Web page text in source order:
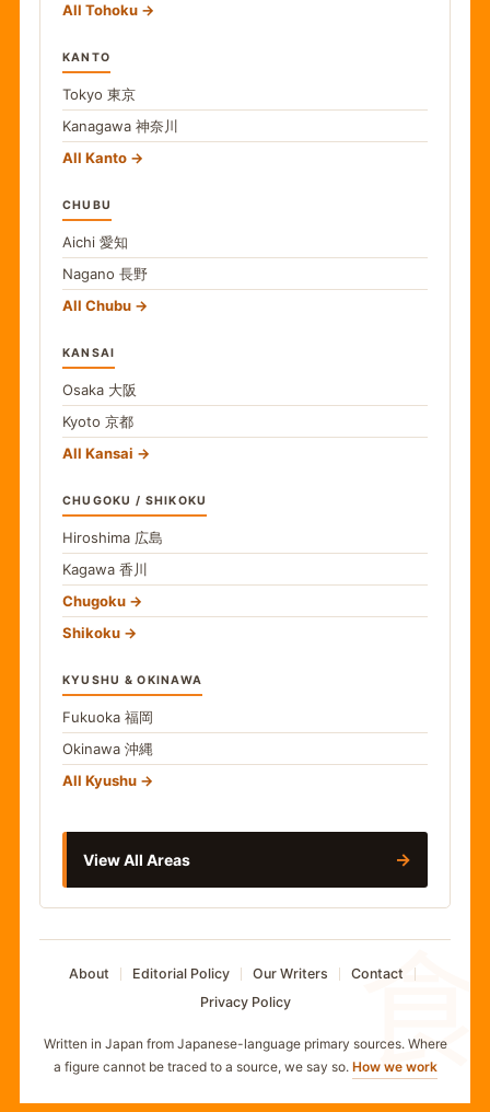
食
All Tohoku
KANTO
Tokyo 東京
Kanagawa 神奈川
All Kanto
CHUBU
Aichi 愛知
Nagano 長野
All Chubu
KANSAI
Osaka 大阪
Kyoto 京都
All Kansai
CHUGOKU / SHIKOKU
Hiroshima 広島
Kagawa 香川
Chugoku
Shikoku
KYUSHU & OKINAWA
Fukuoka 福岡
Okinawa 沖縄
All Kyushu
View All Areas →
About Editorial Policy Our Writers
Contact
Privacy Policy
Written in Japan from Japanese-language primary sources. Where
a figure cannot be traced to a source, we say so. How we work